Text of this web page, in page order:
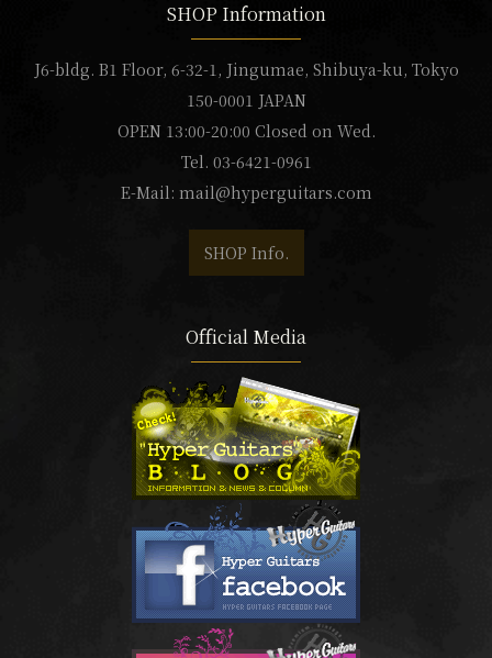
SHOP Information
J6-bldg. B1 Floor, 6-32-1, Jingumae, Shibuya-ku, Tokyo
150-0001 JAPAN
OPEN 13:00-20:00 Closed on Wed.
Tel. 03-6421-0961
E-Mail: mail@hyperguitars.com
SHOP Info.
Official Media